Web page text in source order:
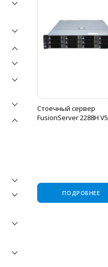
Стоечный сервер
FusionServer 2288H V5
ПОДРОБНЕЕ